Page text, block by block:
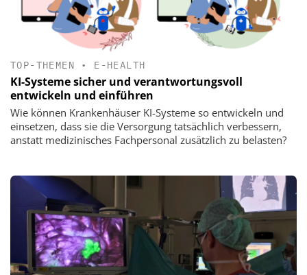
TOP-THEMEN • E-HEALTH
KI-Systeme sicher und verantwortungsvoll
entwickeln und einführen
Wie können Krankenhäuser KI-Systeme so entwickeln und
einsetzen, dass sie die Versorgung tatsächlich verbessern,
anstatt medizinisches Fachpersonal zusätzlich zu belasten?